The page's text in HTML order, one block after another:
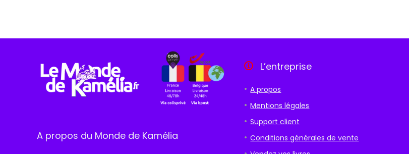
A propos du Monde de Kamélia
L’entreprise
A propos
Mentions légales
Support client
Conditions générales de vente